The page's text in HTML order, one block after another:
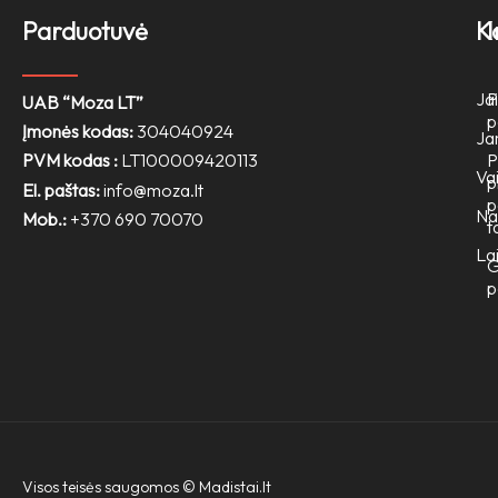
Parduotuvė
UAB “Moza LT”
Įmonės kodas: 304040924
PVM kodas : LT100009420113
El. paštas:info@moza.lt
Mob.: +370 690 70070
Jai
Visos teisės saugomos © Madistai.lt